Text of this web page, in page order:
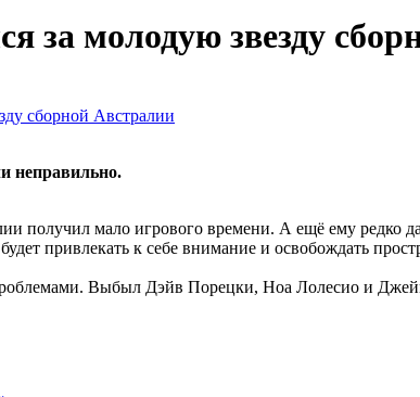
за молодую звезду
неправильно.
получил мало игрового времени. А ещё ему редко
привлекать к себе внимание и освобождать
Выбыл Дэйв Порецки, Ноа Лолесио и